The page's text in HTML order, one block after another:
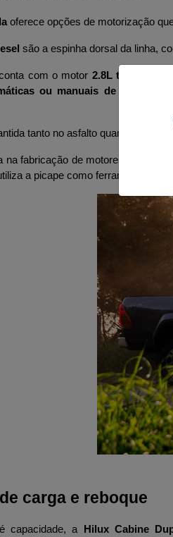
oferece opções de motorização
são a espinha dorsal da linha,
com o motor 2.8L turbodiesel
ou manuais de 6
tanto no asfalto quanto fora
na fabricação de motores diesel
a picape como ferramenta de
carga e reboque
capacidade, a Hilux Cabine